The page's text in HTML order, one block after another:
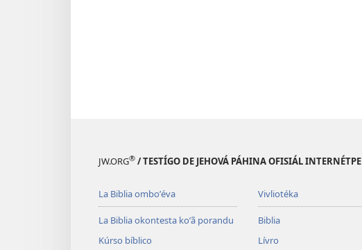
JW.ORG® / TESTÍGO DE JEHOVÁ PÁHINA OFISIÁL INTERNÉTPE
La Biblia omboʼéva
La Biblia okontesta koʼã porandu
Kúrso bíblico
Vivliotéka
Biblia
Lívro